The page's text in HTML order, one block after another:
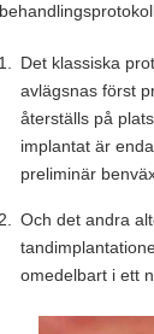
Det klassiska
avlägsnas först
återställs på
implantat är
preliminär
Och det andra
omedelbart i ett